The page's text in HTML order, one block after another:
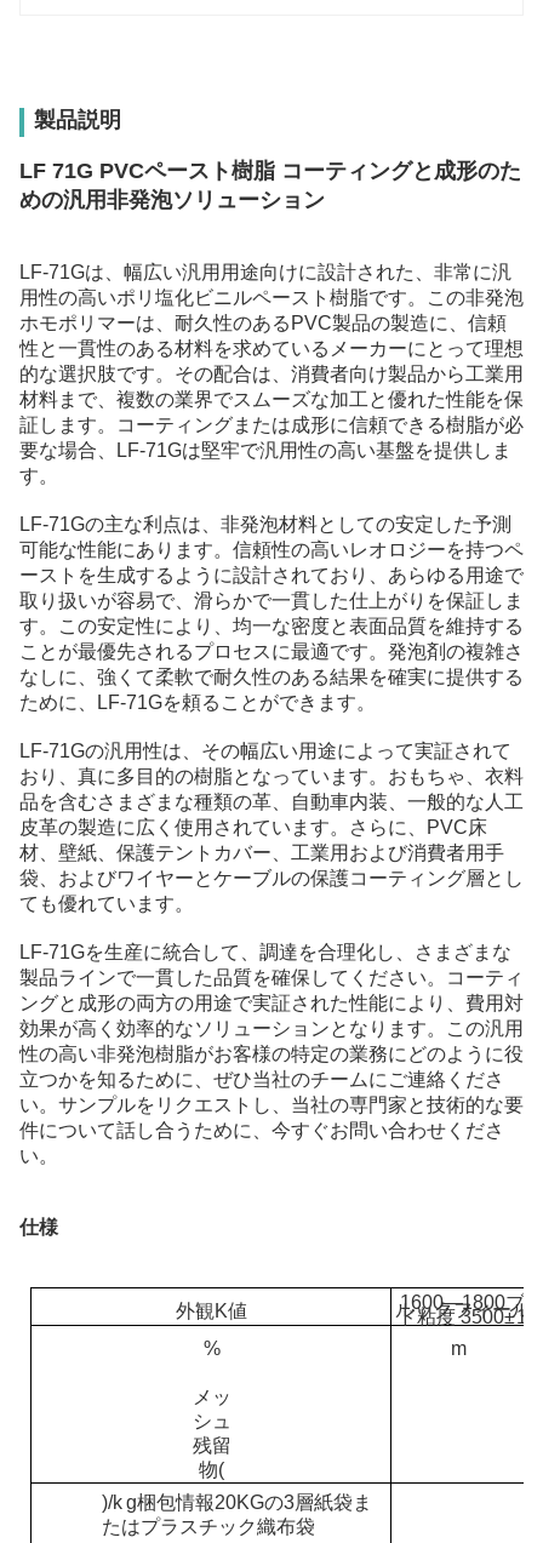
製品説明
LF 71G PVCペースト樹脂 コーティングと成形のた
めの汎用非発泡ソリューション
LF-71Gは、幅広い汎用用途向けに設計された、非常に汎
用性の高いポリ塩化ビニルペースト樹脂です。この非発泡
ホモポリマーは、耐久性のあるPVC製品の製造に、信頼
性と一貫性のある材料を求めているメーカーにとって理想
的な選択肢です。その配合は、消費者向け製品から工業用
材料まで、複数の業界でスムーズな加工と優れた性能を保
証します。コーティングまたは成形に信頼できる樹脂が必
要な場合、LF-71Gは堅牢で汎用性の高い基盤を提供しま
す。
LF-71Gの主な利点は、非発泡材料としての安定した予測
可能な性能にあります。信頼性の高いレオロジーを持つペ
ーストを生成するように設計されており、あらゆる用途で
取り扱いが容易で、滑らかで一貫した仕上がりを保証しま
す。この安定性により、均一な密度と表面品質を維持する
ことが最優先されるプロセスに最適です。発泡剤の複雑さ
なしに、強くて柔軟で耐久性のある結果を確実に提供する
ために、LF-71Gを頼ることができます。
LF-71Gの汎用性は、その幅広い用途によって実証されて
おり、真に多目的の樹脂となっています。おもちゃ、衣料
品を含むさまざまな種類の革、自動車内装、一般的な人工
皮革の製造に広く使用されています。さらに、PVC床
材、壁紙、保護テントカバー、工業用および消費者用手
袋、およびワイヤーとケーブルの保護コーティング層とし
ても優れています。
LF-71Gを生産に統合して、調達を合理化し、さまざまな
製品ラインで一貫した品質を確保してください。コーティ
ングと成形の両方の用途で実証された性能により、費用対
効果が高く効率的なソリューションとなります。この汎用
性の高い非発泡樹脂がお客様の特定の業務にどのように役
立つかを知るために、ぜひ当社のチームにご連絡くださ
い。サンプルをリクエストし、当社の専門家と技術的な要
件について話し合うために、今すぐお問い合わせくださ
い。
仕様
外観K値 1600—1800ブ
ルックフィール
ド粘度 3500±1
%
メッ
シュ
残留
物(
m
)/kg梱包情報20KGの3層紙袋ま
たはプラスチック織布袋